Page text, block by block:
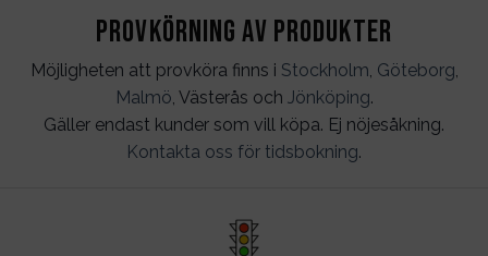
Provkörning av produkter
Möjligheten att provköra finns i Stockholm, Göteborg,
Malmö, Västerås och Jönköping.
Gäller endast kunder som vill köpa. Ej nöjesåkning.
Kontakta oss för tidsbokning.